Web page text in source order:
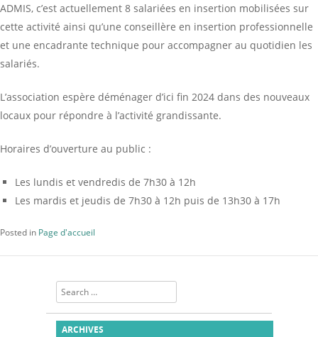
ADMIS, c’est actuellement 8 salariées en insertion mobilisées sur
cette activité ainsi qu’une conseillère en insertion professionnelle
et une encadrante technique pour accompagner au quotidien les
salariés.
L’association espère déménager d’ici fin 2024 dans des nouveaux
locaux pour répondre à l’activité grandissante.
Horaires d’ouverture au public :
Les lundis et vendredis de 7h30 à 12h
Les mardis et jeudis de 7h30 à 12h puis de 13h30 à 17h
Posted in Page d'accueil
Search
ARCHIVES